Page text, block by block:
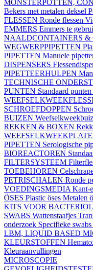
MONSTERPOTTEN,
Bekers met metalen deksel
FLESSEN Ronde flessen
EMMERS Emmers te
NAALDCONTAINERS &
WEGWERPPIPETTEN
PIPETTEN Manuele
DISPENSERS
PIPETTEERHULPEN
TECHNISCHE
PUNTEN Standaard punten
SCHROEFDOPPEN
BUIZEN
REKKEN & BOXEN
PIPETTEN Serologische
BIOREACTOREN
FILTERSYSTEEM
TOEBEHOREN
PETRISCHALEN Ronde
VOEDINGSMEDIA Kant-
ÖSES Plastic öses Metalen
KITS VOOR
SWABS Wattenstaafjes
onderzoek Specifieke swabs
LBM, LIQUID BASED
KLEURSTOFFEN
Kleuraanvullingen
MICROSCOPIE